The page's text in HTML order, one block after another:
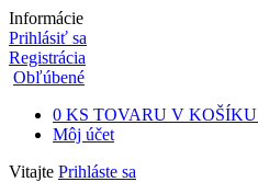
Informácie
Prihlásiť sa
Registrácia
Obľúbené
0 KS TOVARU V KOŠÍKU
Môj účet
Vitajte Prihláste sa